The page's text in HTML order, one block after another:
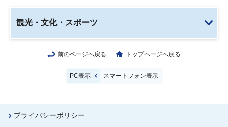
観光・文化・スポーツ
前のページへ戻る トップページへ戻る
PC表示 スマートフォン表示
プライバシーポリシー